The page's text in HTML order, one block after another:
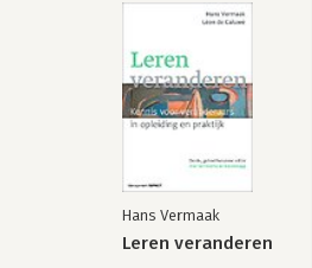
Hans Vermaak
Leren veranderen